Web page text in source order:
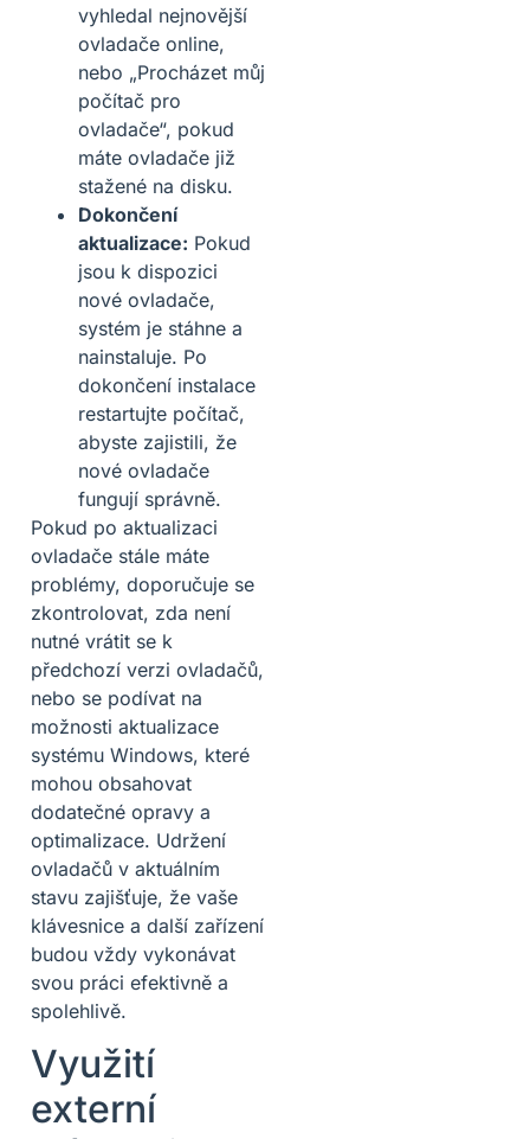
vyhledal nejnovější
ovladače online,
nebo „Procházet můj
počítač pro
ovladače“, pokud
máte ovladače již
stažené na disku.
Dokončení
aktualizace: Pokud
jsou k dispozici
nové ovladače,
systém je stáhne a
nainstaluje. Po
dokončení instalace
restartujte počítač,
abyste zajistili, že
nové ovladače
fungují správně.
Pokud po aktualizaci
ovladače stále máte
problémy, doporučuje se
zkontrolovat, zda není
nutné vrátit se k
předchozí verzi ovladačů,
nebo se podívat na
možnosti aktualizace
systému Windows, které
mohou obsahovat
dodatečné opravy a
optimalizace. Udržení
ovladačů v aktuálním
stavu zajišťuje, že vaše
klávesnice a další zařízení
budou vždy vykonávat
svou práci efektivně a
spolehlivě.
Využití
externí